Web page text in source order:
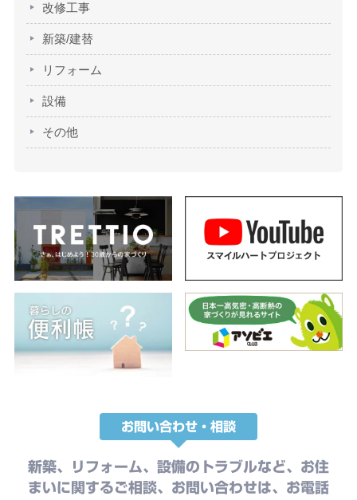
改修工事
新築/建替
リフォーム
設備
その他
お問い合わせ・相談
新築、リフォーム、設備のトラブルなど、お住
まいに関するご相談、お問い合わせは、お電話